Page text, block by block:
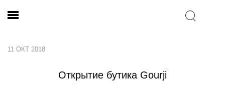
11 ОКТ 2018
Открытие бутика Gourji